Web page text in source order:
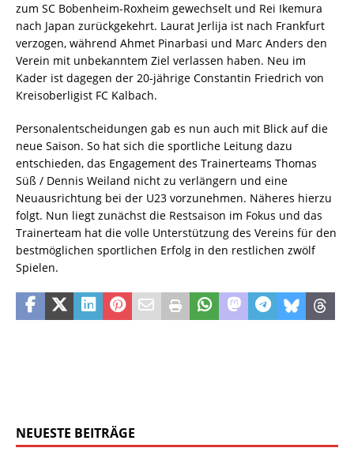
zum SC Bobenheim-Roxheim gewechselt und Rei Ikemura
nach Japan zurückgekehrt. Laurat Jerlija ist nach Frankfurt
verzogen, während Ahmet Pinarbasi und Marc Anders den
Verein mit unbekanntem Ziel verlassen haben. Neu im
Kader ist dagegen der 20-jährige Constantin Friedrich von
Kreisoberligist FC Kalbach.
Personalentscheidungen gab es nun auch mit Blick auf die
neue Saison. So hat sich die sportliche Leitung dazu
entschieden, das Engagement des Trainerteams Thomas
Süß / Dennis Weiland nicht zu verlängern und eine
Neuausrichtung bei der U23 vorzunehmen. Näheres hierzu
folgt. Nun liegt zunächst die Restsaison im Fokus und das
Trainerteam hat die volle Unterstützung des Vereins für den
bestmöglichen sportlichen Erfolg in den restlichen zwölf
Spielen.
NEUESTE BEITRÄGE